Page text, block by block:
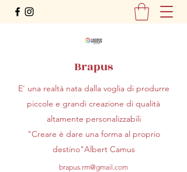
Brapus
E' una realtà nata dalla voglia di produrre
piccole e grandi creazione di qualità
altamente personalizzabili
"Creare è dare una forma al proprio
destino"Albert Camus
brapus.rm@gmail.com